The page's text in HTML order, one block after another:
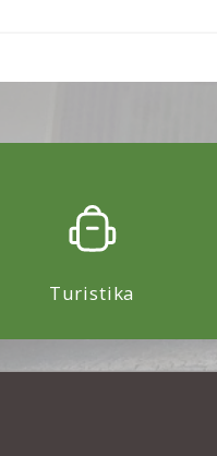
Turistika